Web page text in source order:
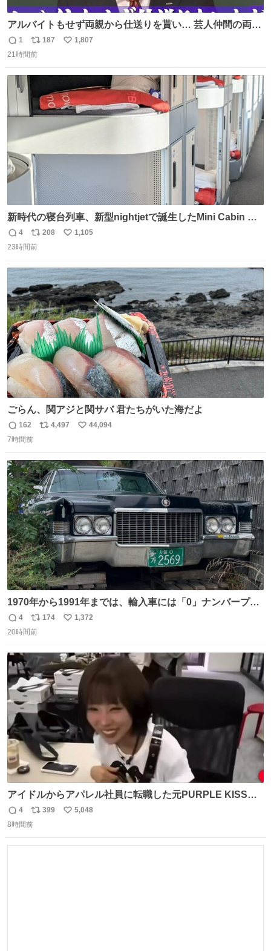
アルバイトもせず両親から仕送りを貰い… 芸人仲間の両親
のスネまでかじる!? ドンデコルテ銀次⚡️ 無料見逃し配信は
こちらから ▶︎abema.go.link/gBLVb ◤しくじり先生
@akmllube0617
返
信
1
リ
ポ
数
187
い
1,807
21時間前
新時代の寝台列車、新型nightjetで誕生したMini Cabin ま
さに走るカプセルホテルといった感じで、一人旅で利用す
るのにはちょうどいい設備。 他の人も言ってましたが、サ
返
信
4
リ
ポ
ト
数
208
い
数
1,105
23時間前
ごらん、関アジと関サバ 君たちがいた海だよ
返
信
162
リ
ト
数
4,497
い
数
44,094
7時間前
1970年から1991年までは、輸入車には「0」ナンバープレ
ートが使用されていました。 その後、この制度は廃止さ
れ、すべての「0」ナンバープレートは抹消・無効化され
着した車両が発見されました。 今でも残っていること自体
が奇跡です……。
返
信
4
リ
ポ
ト
数
174
い
数
1,372
20時間前
アイドルからアパレル社員に転職した元PURPLE KISSの
ドシちゃん、入社3日目にして自社の取り扱い商品を一生
懸命PRしててほんまに…………
返
信
4
リ
ポ
399
い
5,048
8時間前